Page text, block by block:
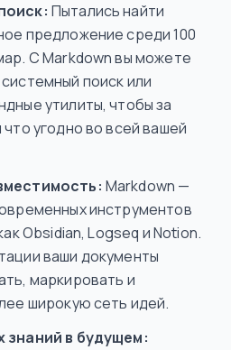
Пытались найти
предложение среди 100
С Markdown вы можете
поиск или
утилиты, чтобы за
угодно во всей вашей
Markdown —
инструментов
Obsidian, Logseq и Notion.
ваши документы
маркировать и
широкую сеть идей.
знаний в будущем: